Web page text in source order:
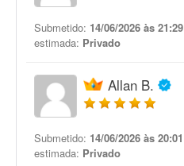
Submetido: 14/06/2026 às 21:29
estimada: Privado
Allan B.
Submetido: 14/06/2026 às 20:01
estimada: Privado